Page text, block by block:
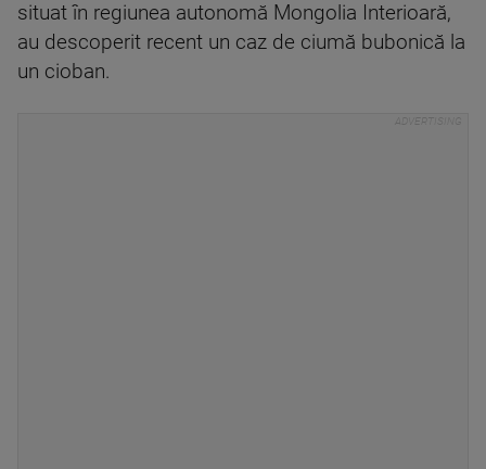
situat în regiunea autonomă Mongolia Interioară,
au descoperit recent un caz de ciumă bubonică la
un cioban.